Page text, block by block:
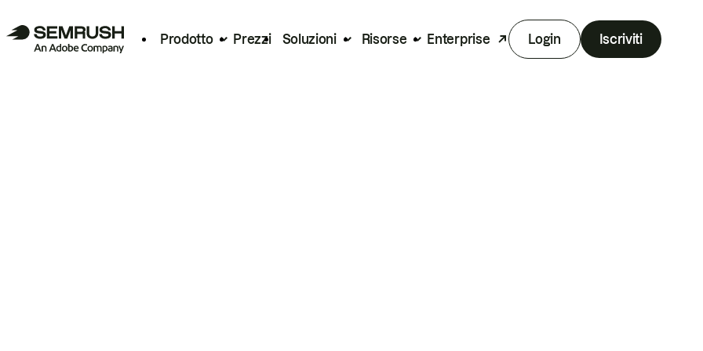
Prodotto Prezzi Soluzioni Risorse Enterprise Login Iscriviti